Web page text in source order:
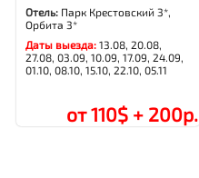
Отель: Парк Крестовский 3*,
Орбита 3*
Даты выезда:13.08, 20.08,
27.08, 03.09, 10.09, 17.09, 24.09,
01.10, 08.10, 15.10, 22.10, 05.11
от 110$ + 200р.